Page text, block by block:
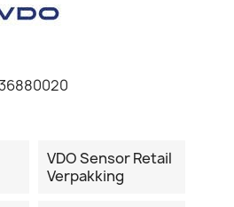
VDO Sensor Retail
Verpakking